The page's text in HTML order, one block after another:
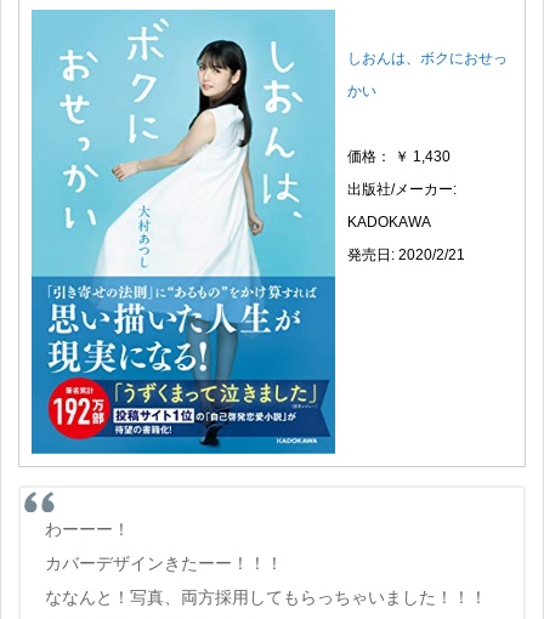
しおんは、ボクにおせっ
かい
価格： ￥ 1,430
出版社/メーカー:
KADOKAWA
発売日: 2020/2/21
わーーー！
カバーデザインきたーー！！！
ななんと！写真、両方採用してもらっちゃいました！！！